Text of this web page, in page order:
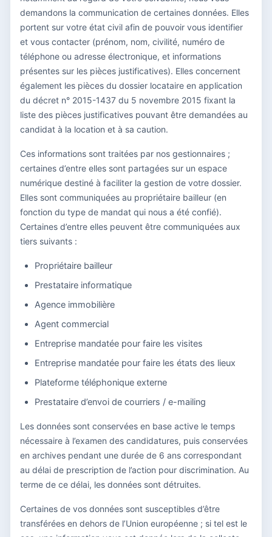
demandons la communication de certaines données. Elles
portent sur votre état civil afin de pouvoir vous identifier
et vous contacter (prénom, nom, civilité, numéro de
téléphone ou adresse électronique, et informations
présentes sur les pièces justificatives). Elles concernent
également les pièces du dossier locataire en application
du décret n° 2015-1437 du 5 novembre 2015 fixant la
liste des pièces justificatives pouvant être demandées au
candidat à la location et à sa caution.
Ces informations sont traitées par nos gestionnaires ;
certaines d’entre elles sont partagées sur un espace
numérique destiné à faciliter la gestion de votre dossier.
Elles sont communiquées au propriétaire bailleur (en
fonction du type de mandat qui nous a été confié).
Certaines d’entre elles peuvent être communiquées aux
tiers suivants :
Propriétaire bailleur
Prestataire informatique
Agence immobilière
Agent commercial
Entreprise mandatée pour faire les visites
Entreprise mandatée pour faire les états des lieux
Plateforme téléphonique externe
Prestataire d’envoi de courriers / e-mailing
Les données sont conservées en base active le temps
nécessaire à l’examen des candidatures, puis conservées
en archives pendant une durée de 6 ans correspondant
au délai de prescription de l’action pour discrimination. Au
terme de ce délai, les données sont détruites.
Certaines de vos données sont susceptibles d’être
transférées en dehors de l’Union européenne ; si tel est le